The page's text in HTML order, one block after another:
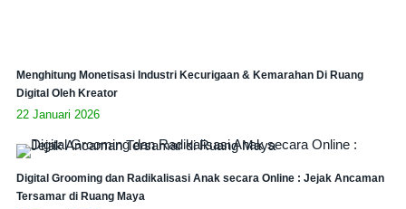
Menghitung Monetisasi Industri Kecurigaan & Kemarahan Di Ruang
Digital Oleh Kreator
22 Januari 2026
Digital Grooming dan Radikalisasi Anak secara Online : Jejak Ancaman
Tersamar di Ruang Maya